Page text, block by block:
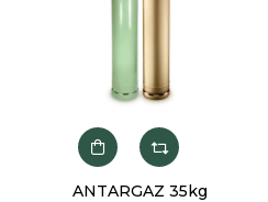
ANTARGAZ 35kg